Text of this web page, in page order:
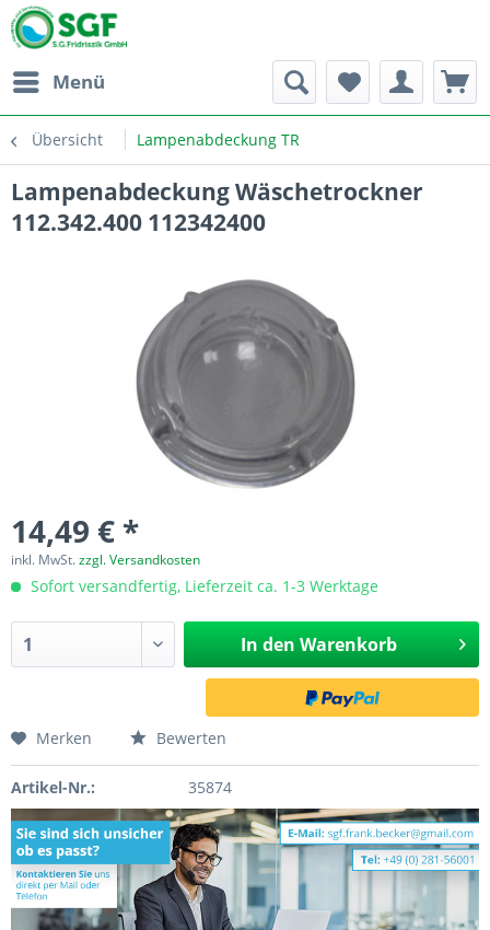
Menü
Übersicht Lampenabdeckung TR
Lampenabdeckung Wäschetrockner
112.342.400 112342400
14,49 € *
inkl. MwSt.zzgl. Versandkosten
Sofort versandfertig, Lieferzeit ca. 1-3 Werktage
In den Warenkorb
Merken Bewerten
Artikel-Nr.: 35874